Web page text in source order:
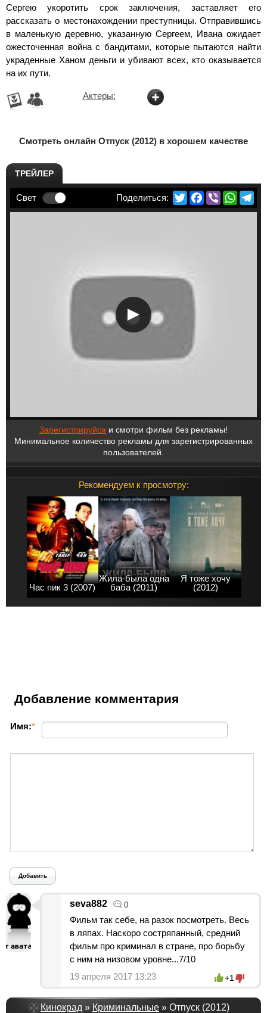
Сергею укоротить срок заключения, заставляет его
рассказать о местонахождении преступницы. Отправившись
в маленькую деревню, указанную Сергеем, Ивана ожидает
ожесточенная война с бандитами, которые пытаются найти
украденные Ханом деньги и убивают всех, кто оказывается
на их пути.
Актеры:
Смотреть онлайн Отпуск (2012) в хорошем качестве
ТРЕЙЛЕР
Свет TwitterFacebook
Viber
Зарегистрируйся и смотри фильм без рекламы!
Минимальное количество рекламы для зарегистрированных
пользователей.
Рекомендуем к просмотру:
Час пик 3 (2007)
Жила-была одна
баба (2011)
Я тоже хочу
(2012)
Добавление комментария
Имя:*
Добавить
seva882 0
Фильм так себе, на разок посмотреть. Весь
в ляпах. Наскоро состряпанный, средний
фильм про криминал в стране, про борьбу
с ним на низовом уровне...7/10
19 апреля 2017 13:23
+1
Кинокрад » Криминальные » Отпуск (2012)